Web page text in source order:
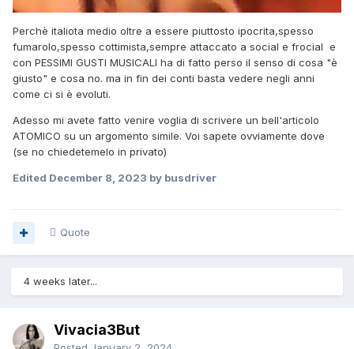
Perchè italiota medio oltre a essere piuttosto ipocrita,spesso
fumarolo,spesso cottimista,sempre attaccato a social e frocial e
con PESSIMI GUSTI MUSICALI ha di fatto perso il senso di cosa "è
giusto" e cosa no. ma in fin dei conti basta vedere negli anni
come ci si è evoluti.
Adesso mi avete fatto venire voglia di scrivere un bell'articolo
ATOMICO su un argomento simile. Voi sapete ovviamente dove
(se no chiedetemelo in privato)
Edited December 8, 2023 by busdriver
Quote
4 weeks later...
Vivacia3But